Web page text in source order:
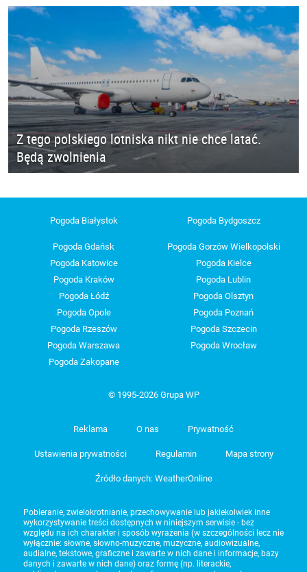
Z tego polskiego lotniska nikt nie chce latać.
Będą zwolnienia
Pogoda Białystok Pogoda Bydgoszcz
Pogoda Gdańsk
Pogoda Gorzów Wielkopolski
Pogoda Katowice
Pogoda Kielce
Pogoda Kraków
Pogoda Lublin
Pogoda Łódź
Pogoda Olsztyn
Pogoda Opole
Pogoda Poznań
Pogoda Rzeszów
Pogoda Szczecin
Pogoda Warszawa
Pogoda Wrocław
Pogoda Zakopane
© 1995-2026 Grupa WP
Reklama O nas Prywatność
Ustawienia prywatności Regulamin Mapa strony
Źródło danych: WeatherOnline
Pobieranie, zwielokrotnianie, przechowywanie lub jakiekolwiek inne
wykorzystywanie treści dostępnych w niniejszym serwisie - bez
względu na ich charakter i sposób wyrażenia (w szczególności lecz nie
wyłącznie: słowne, słowno-muzyczne, muzyczne, audiowizualne,
audialne, tekstowe, graficzne i zawarte w nich dane i informacje, bazy
danych i zawarte w nich dane) oraz formę (np. literackie,